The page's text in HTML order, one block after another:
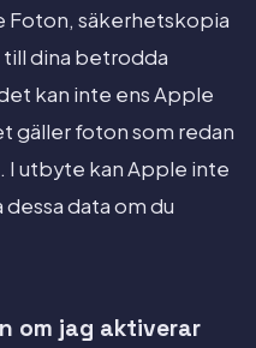
Foton, säkerhetskopia
dina betrodda
kan inte ens Apple
gäller foton som redan
I utbyte kan Apple inte
data om du
om jag aktiverar